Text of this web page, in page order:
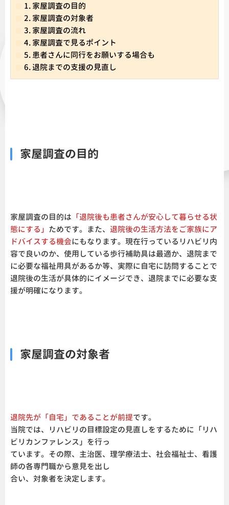
1. 家屋調査の目的
2. 家屋調査の対象者
3. 家屋調査の流れ
4. 家屋調査で見るポイント
5. 患者さんに同行をお願いする場合も
6. 退院までの支援の見直し
家屋調査の目的
家屋調査の目的は 「退院後も患者さんが安心して暮らせる状
態にする」 ためです。また、 退院後の生活方法をご家族にア
ドバイスする機会にもなります。現在行っているリハビリ内
容で良いのか、使用している歩行補助具は最適か、退院まで
に必要な福祉用具があるか等、実際に自宅に訪問することで
退院後の生活が具体的にイメージでき、退院までに必要な支
援が明確になります。
家屋調査の対象者
退院先が「自宅」であることが前提です。
当院では、リハビリの目標設定の見直しをするために「リハ
ビリカンファレンス」を行っ
ています。その際、主治医、理学療法士、社会福祉士、看護
師の各専門職から意見を出し
合い、対象者を決定します。